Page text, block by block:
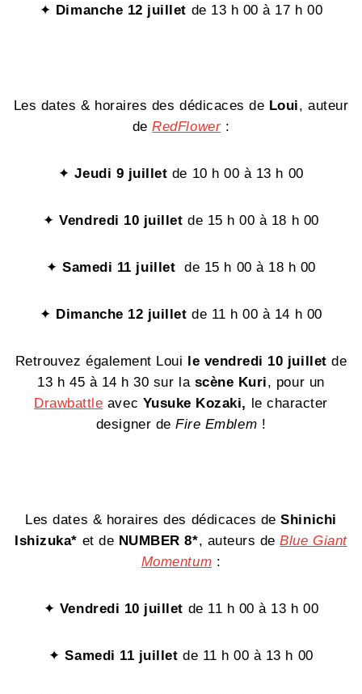
✦ Dimanche 12 juillet de 13 h 00 à 17 h 00
Les dates & horaires des dédicaces de Loui, auteur
deRedFlower:
✦Jeudi 9 juillet de 10 h 00 à 13 h 00
✦Vendredi 10 juillet de 15 h 00 à 18 h 00
✦Samedi 11 juilletde 15 h 00 à 18 h 00
✦ Dimanche 12 juilletde 11 h 00 à 14 h 00
Retrouvez également Loui le vendredi 10 juilletde
13 h 45 à 14 h 30 sur la scène Kuri, pour un
Drawbattle avec Yusuke Kozaki, le character
designer deFire Emblem !
Les dates & horaires des dédicaces deShinichi
Ishizuka* et de NUMBER 8*, auteurs deBlue Giant
Momentum :
✦ Vendredi 10 juillet de 11 h 00 à 13 h 00
✦Samedi 11 juillet de 11 h 00 à 13 h 00